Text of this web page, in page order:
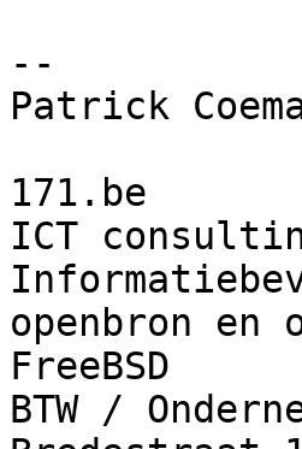
--
Patrick
171.be
ICT
openbron en
FreeBSD
BTW /